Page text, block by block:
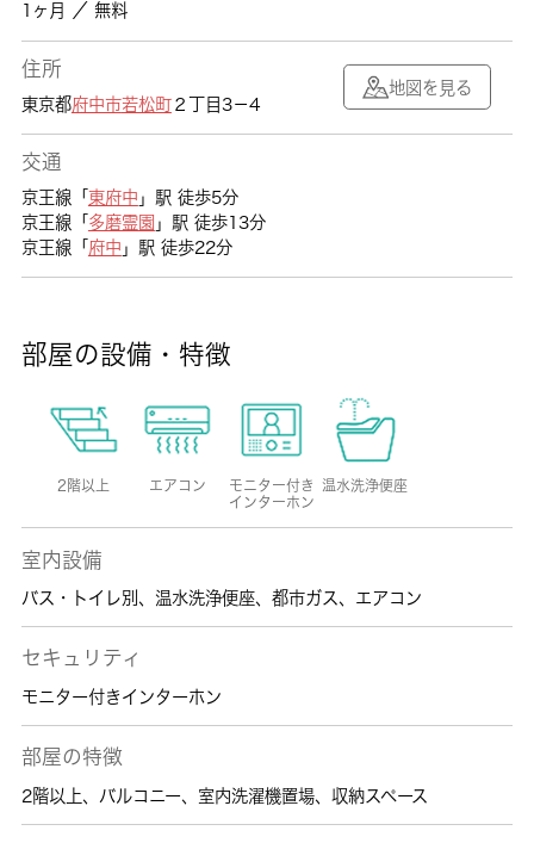
1ヶ月 ／ 無料
住所
東京都府中市若松町２丁目3－4
地図を見る
交通
京王線「 東府中 」駅 徒歩5分
京王線「 多磨霊園 」駅 徒歩13分
京王線「 府中 」駅 徒歩22分
部屋の設備・特徴
2階以上 エアコン
モニター付き
インターホン
温水洗浄便座
室内設備
バス・トイレ別 、 温水洗浄便座、 都市ガス、 エアコン
セキュリティ
モニター付きインターホン
部屋の特徴
2階以上、 バルコニー、 室内洗濯機置場、 収納スペース